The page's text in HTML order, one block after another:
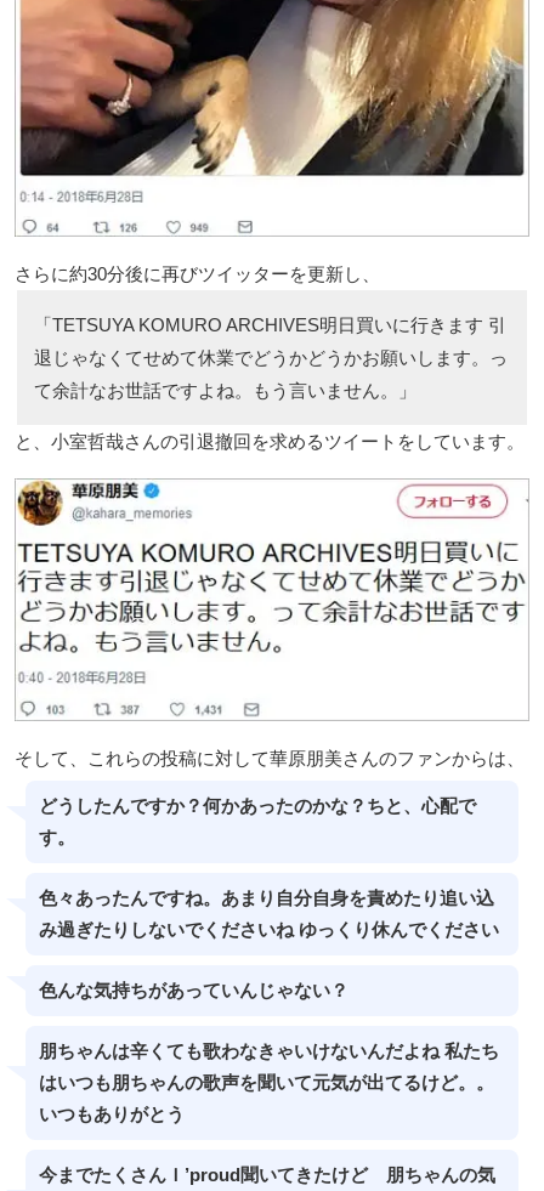
さらに約30分後に再びツイッターを更新し、
「TETSUYA KOMURO ARCHIVES明日買いに行きます 引
退じゃなくてせめて休業でどうかどうかお願いします。っ
て余計なお世話ですよね。もう言いません。」
と、小室哲哉さんの引退撤回を求めるツイートをしています。
そして、これらの投稿に対して華原朋美さんのファンからは、
どうしたんですか？何かあったのかな？ちと、心配で
す。
色々あったんですね。あまり自分自身を責めたり追い込
み過ぎたりしないでくださいね ゆっくり休んでください
色んな気持ちがあっていんじゃない？
朋ちゃんは辛くても歌わなきゃいけないんだよね 私たち
はいつも朋ちゃんの歌声を聞いて元気が出てるけど。。
いつもありがとう
今までたくさんＩ’proud聞いてきたけど 朋ちゃんの気